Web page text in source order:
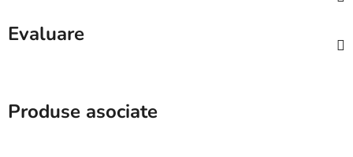
Evaluare
Produse asociate